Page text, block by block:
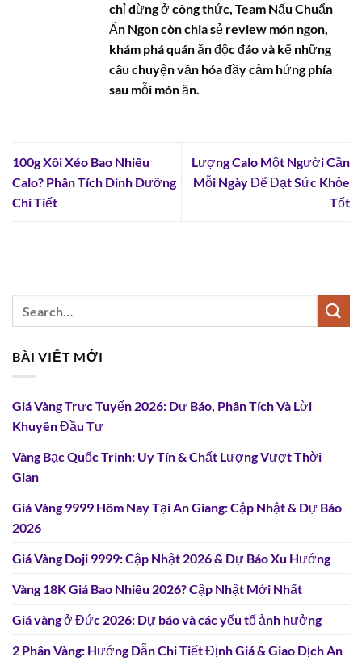
chỉ dừng ở công thức, Team Nấu Chuẩn
Ăn Ngon còn chia sẻ review món ngon,
khám phá quán ăn độc đáo và kể những
câu chuyện văn hóa đầy cảm hứng phía
sau mỗi món ăn.
100g Xôi Xéo Bao Nhiêu
Calo? Phân Tích Dinh Dưỡng
Chi Tiết
Lượng Calo Một Người Cần
Mỗi Ngày Để Đạt Sức Khỏe
Tốt
BÀI VIẾT MỚI
Giá Vàng Trực Tuyến 2026: Dự Báo, Phân Tích Và Lời
Khuyên Đầu Tư
Vàng Bạc Quốc Trinh: Uy Tín & Chất Lượng Vượt Thời
Gian
Giá Vàng 9999 Hôm Nay Tại An Giang: Cập Nhật & Dự Báo
2026
Giá Vàng Doji 9999: Cập Nhật 2026 & Dự Báo Xu Hướng
Vàng 18K Giá Bao Nhiêu 2026? Cập Nhật Mới Nhất
Giá vàng ở Đức 2026: Dự báo và các yếu tố ảnh hưởng
2 Phân Vàng: Hướng Dẫn Chi Tiết Định Giá & Giao Dịch An